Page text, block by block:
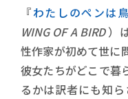
『わたしのペンは
WING OF A BIRD）
性作家が初めて世に
彼女たちがどこで暮
るかは訳者にも知